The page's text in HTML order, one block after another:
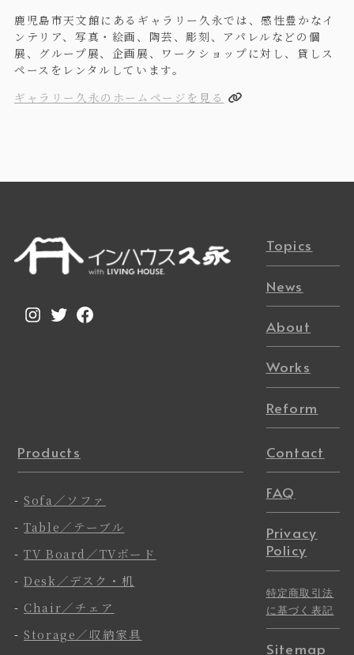
鹿児島市天文館にあるギャラリー久永では、感性豊かなイ
ンテリア、写真・絵画、陶芸、彫刻、アパレルなどの個
展、グループ展、企画展、ワークショップに対し、貸しス
ペースをレンタルしています。
ギャラリー久永のホームページを見る
Instagram
TwitterFacebook
Topics
News
About
Works
Reform
Products
-Sofa／ソファ
-Table／テーブル
-TV Board／TVボード
-Desk／デスク・机
- Chair／チェア
-Storage／収納家具
Contact
FAQ
Privacy
Policy
特定商取引法
に基づく表記
Sitemap